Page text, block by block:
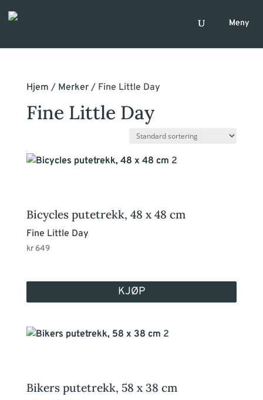
Hjem / Merker/ Fine Little Day
Fine Little Day
Bicycles putetrekk, 48 x 48 cm
Fine Little Day
kr649
KJØP
Bikers putetrekk, 58 x 38 cm